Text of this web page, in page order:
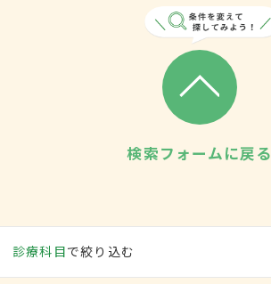
検索フォームに戻る
診療科目で絞り込む